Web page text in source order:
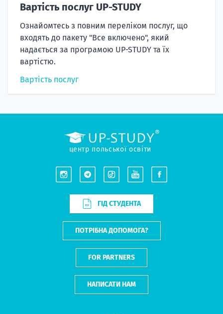
Вартість послуг UP-STUDY
Ознайомтесь з повним переліком послуг, що
входять до пакету "Все включено", який
надається за програмою UP-STUDY та їх
вартістю.
Вартість послуг
центр польської освіти
ГІД СТУДЕНТА
ПОТРІБНА ДОПОМОГА?
FOR PARTNERS
НАПИСАТИ НАМ